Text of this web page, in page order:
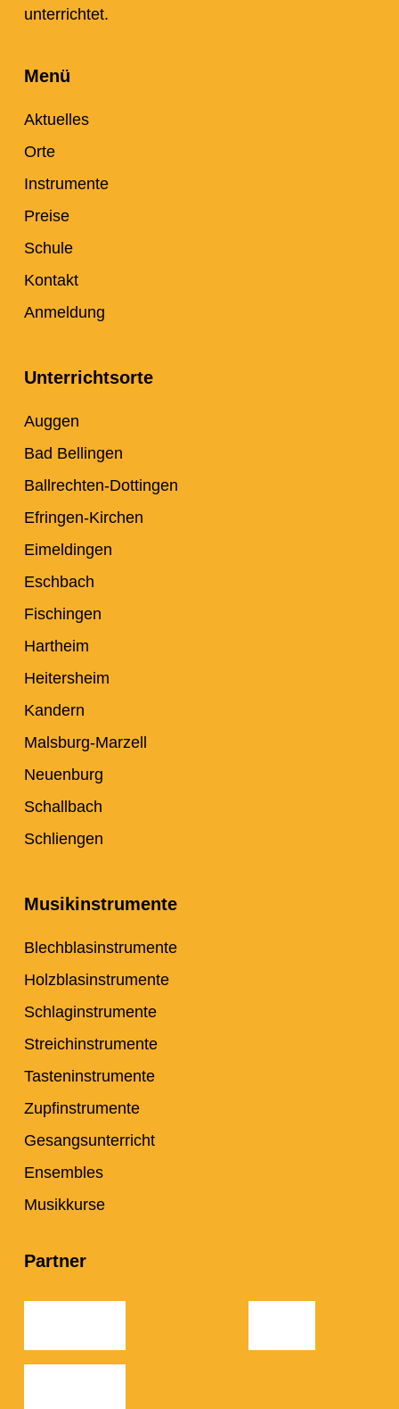
unterrichtet.
Menü
Aktuelles
Orte
Instrumente
Preise
Schule
Kontakt
Anmeldung
Unterrichtsorte
Auggen
Bad Bellingen
Ballrechten-Dottingen
Efringen-Kirchen
Eimeldingen
Eschbach
Fischingen
Hartheim
Heitersheim
Kandern
Malsburg-Marzell
Neuenburg
Schallbach
Schliengen
Musikinstrumente
Blechblasinstrumente
Holzblasinstrumente
Schlaginstrumente
Streichinstrumente
Tasteninstrumente
Zupfinstrumente
Gesangsunterricht
Ensembles
Musikkurse
Partner